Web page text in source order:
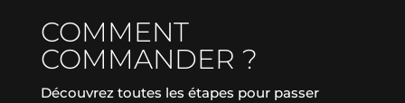
COMMENT
COMMANDER ?
Découvrez toutes les étapes pour passer